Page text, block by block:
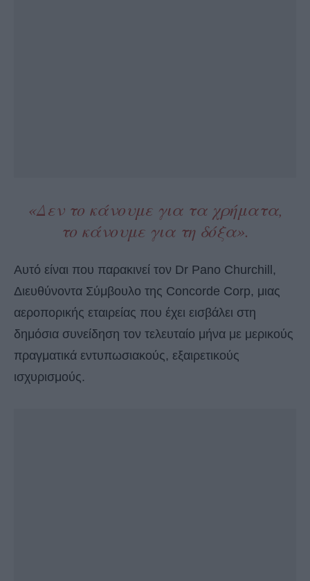
«Δεν το κάνουμε για τα χρήματα,
το κάνουμε για τη δόξα».
Αυτό είναι που παρακινεί τον Dr Pano Churchill,
Διευθύνοντα Σύμβουλο της Concorde Corp, μιας
αεροπορικής εταιρείας που έχει εισβάλει στη
δημόσια συνείδηση τον τελευταίο μήνα με μερικούς
πραγματικά εντυπωσιακούς, εξαιρετικούς
ισχυρισμούς.